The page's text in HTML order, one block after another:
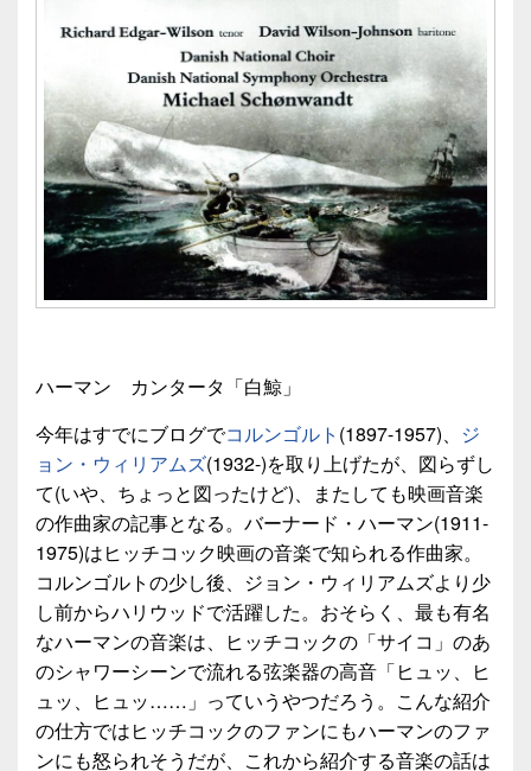
ハーマン カンタータ「白鯨」
今年はすでにブログでコルンゴルト (1897-1957)、 ジ
ョン・ウィリアムズ(1932-)を取り上げたが、図らずし
て(いや、ちょっと図ったけど)、またしても映画音楽
の作曲家の記事となる。バーナード・ハーマン(1911-
1975)はヒッチコック映画の音楽で知られる作曲家。
コルンゴルトの少し後、ジョン・ウィリアムズより少
し前からハリウッドで活躍した。おそらく、最も有名
なハーマンの音楽は、ヒッチコックの「サイコ」のあ
のシャワーシーンで流れる弦楽器の高音「ヒュッ、ヒ
ュッ、ヒュッ……」っていうやつだろう。こんな紹介
の仕方ではヒッチコックのファンにもハーマンのファ
ンにも怒られそうだが、これから紹介する音楽の話は